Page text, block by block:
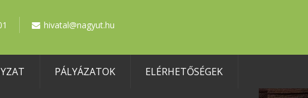
hivatal@nagyut.hu
PÁLYÁZATOK ELÉRHETŐSÉGEK